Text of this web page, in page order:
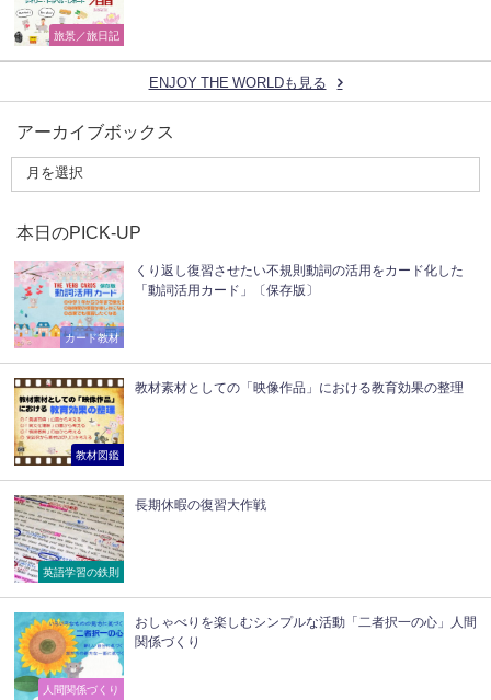
旅景／旅日記
ENJOY THE WORLDも見る
アーカイブボックス
本日のPICK-UP
カード教材
くり返し復習させたい不規則動詞の活用をカード化した
「動詞活用カード」〔保存版〕
教材図鑑
教材素材としての「映像作品」における教育効果の整理
英語学習の鉄則
長期休暇の復習大作戦
人間関係づくり
おしゃべりを楽しむシンプルな活動「二者択一の心」人間
関係づくり